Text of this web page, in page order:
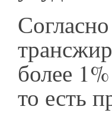
более
то есть